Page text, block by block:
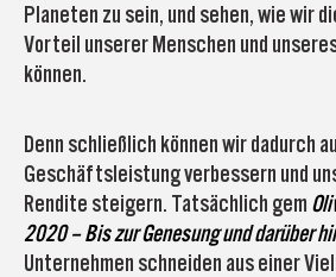
Planeten zu sein, und sehen, wie wir
Vorteil unserer Menschen und
können.
Denn schließlich können wir dadurch
Geschäftsleistung verbessern und
Rendite steigern. Tatsächlich gem
2020 – Bis zur Genesung und darüber
Unternehmen schneiden aus einer